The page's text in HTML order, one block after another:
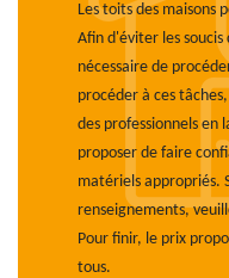
Les toits des maisons
Afin d'éviter les
nécessaire de
procéder à ces
des professionnels en
proposer de faire
matériels appropriés.
renseignements,
Pour finir, le prix
tous.